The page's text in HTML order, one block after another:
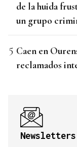
de la huida
un grupo
Caen en
reclamados